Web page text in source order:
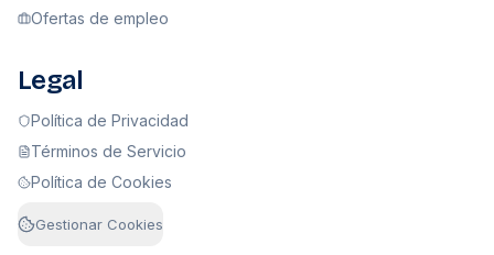
Ofertas de empleo
Legal
Política de Privacidad
Términos de Servicio
Política de Cookies
Gestionar Cookies